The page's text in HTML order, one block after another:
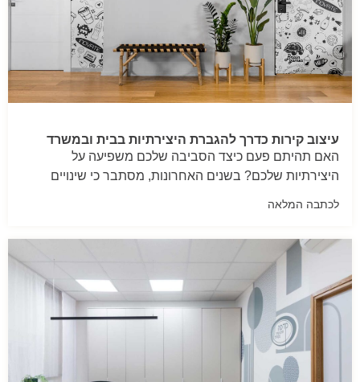
עיצוב קירות כדרך להגברת היצירתיות בבית ובמשרד
האם תהיתם פעם כיצד הסביבה שלכם משפיעה על
היצירתיות שלכם? בשנים האחרונות, מסתבר כי שינויים
לכתבה המלאה